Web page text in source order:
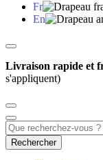
Fr
En
Livraison rapide et
s'appliquent)
Rechercher